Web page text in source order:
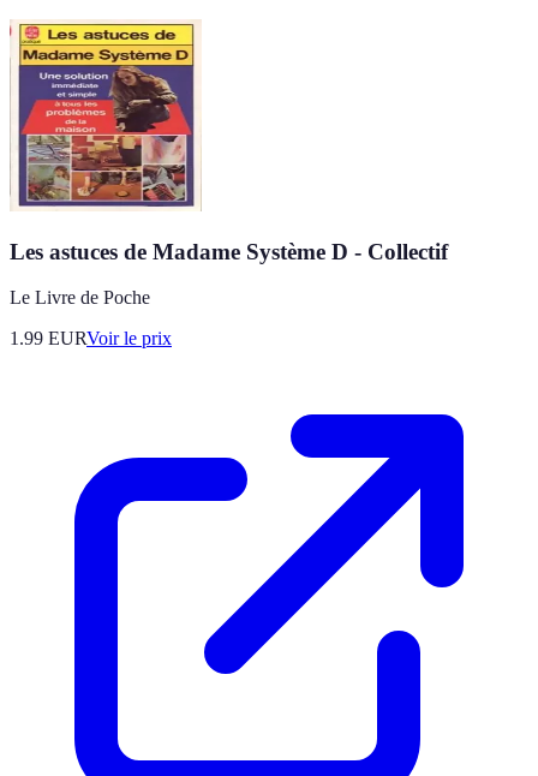
Les astuces de Madame Système D - Collectif
Le Livre de Poche
1.99 EURVoir le prix